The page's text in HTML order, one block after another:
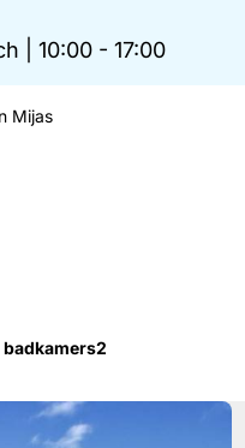
10:00 - 17:00
Mijas
badkamers2